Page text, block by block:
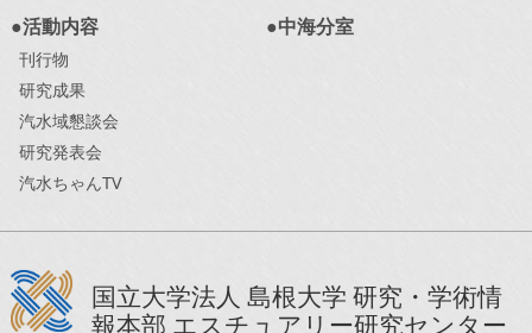
●活動内容
刊行物
研究成果
汽水域懇談会
研究発表会
汽水ちゃんTV
●中海分室
国立大学法人 島根大学 研究・学術情
報本部 エスチュアリー研究センター